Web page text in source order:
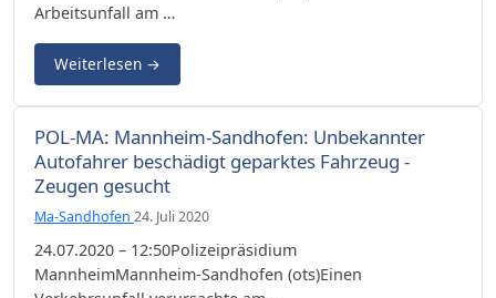
Arbeitsunfall am …
Weiterlesen →
POL-MA: Mannheim-Sandhofen: Unbekannter
Autofahrer beschädigt geparktes Fahrzeug -
Zeugen gesucht
Ma-Sandhofen 24. Juli 2020
24.07.2020 – 12:50Polizeipräsidium
MannheimMannheim-Sandhofen (ots)Einen